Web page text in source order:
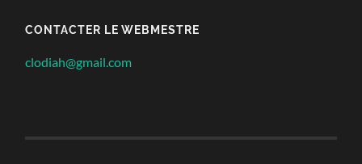
CONTACTER LE WEBMESTRE
clodiah@gmail.com